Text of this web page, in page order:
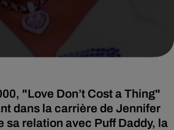
"Love Don’t Cost a Thing"
dans la carrière de Jennifer
sa relation avec Puff Daddy, la